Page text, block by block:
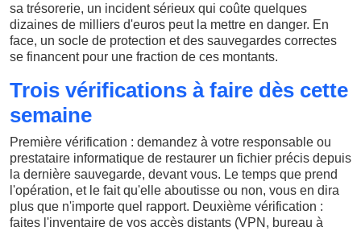
sa trésorerie, un incident sérieux qui coûte quelques
dizaines de milliers d'euros peut la mettre en danger. En
face, un socle de protection et des sauvegardes correctes
se financent pour une fraction de ces montants.
Trois vérifications à faire dès cette
semaine
Première vérification : demandez à votre responsable ou
prestataire informatique de restaurer un fichier précis depuis
la dernière sauvegarde, devant vous. Le temps que prend
l'opération, et le fait qu'elle aboutisse ou non, vous en dira
plus que n'importe quel rapport. Deuxième vérification :
faites l'inventaire de vos accès distants (VPN, bureau à